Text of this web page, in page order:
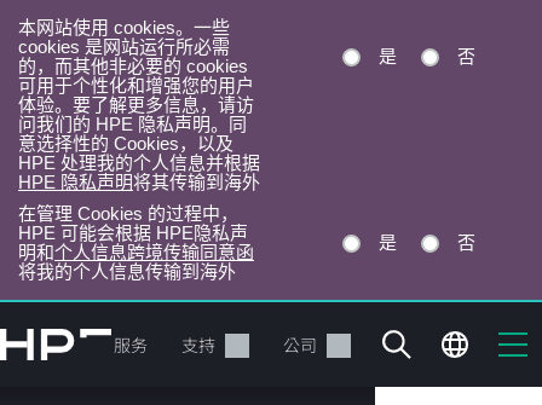
本网站使用 cookies。一些
cookies 是网站运行所必需
的，而其他非必要的 cookies
可用于个性化和增强您的用户
体验。要了解更多信息，请访
问我们的 HPE 隐私声明。同
意选择性的 Cookies，以及
HPE 处理我的个人信息并根据
HPE 隐私声明将其传输到海外
是 否
在管理 Cookies 的过程中，
HPE 可能会根据 HPE隐私声
明和个人信息跨境传输同意函
将我的个人信息传输到海外
是 否
转
到
产品 服务 支持 公司